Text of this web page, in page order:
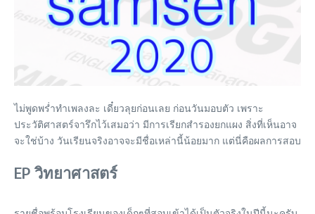
ไม่พูดพร่ำทำเพลงละ เดี๋ยวลุยก่อนเลย ก่อนวันมอบตัว เพราะ
ประวัติศาสตร์จารึกไว้เสมอว่า มีการเรียกสำรองยกแผง สิ่งที่เห็นอาจ
จะใช่บ้าง วันเรียนจริงอาจจะมีชื่อเหล่านี้น้อยมาก แต่นี่คือผลการสอบ
EP วิทยาศาสตร์